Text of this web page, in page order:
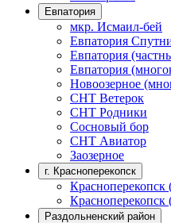
Евпатория
мкр. Исмаил-бей
Евпатория
Евпатория
Евпатория
Новоозерное
СНТ Ветерок
СНТ Родники
Сосновый бор
СНТ Авиатор
Заозерное
г. Красноперекопск
Красноперекопск
Раздольненский район